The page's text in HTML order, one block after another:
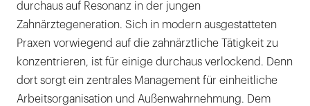
durchaus auf Resonanz in der jungen
Zahnärztegeneration. Sich in modern ausgestatteten
Praxen vorwiegend auf die zahnärztliche Tätigkeit zu
konzentrieren, ist für einige durchaus verlockend. Denn
dort sorgt ein zentrales Management für einheitliche
Arbeitsorganisation und Außenwahrnehmung. Dem